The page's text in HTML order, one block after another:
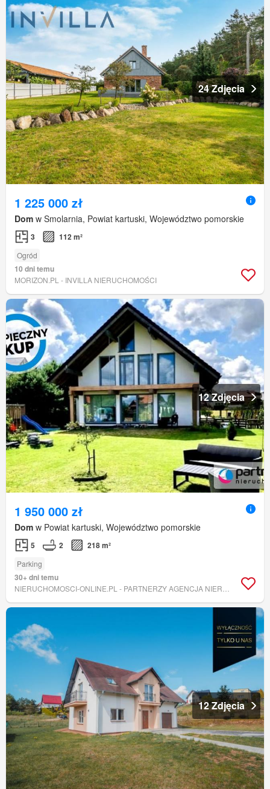
24 Zdjęcia
1 225 000 zł
Dom w Smolarnia, Powiat kartuski, Województwo pomorskie
3 112 m²
Ogród
10 dni temu
MORIZON.PL - INVILLA NIERUCHOMOŚCI
12 Zdjęcia
1 950 000 zł
Dom w Powiat kartuski, Województwo pomorskie
5 2 218 m²
Parking
30+ dni temu
12 Zdjęcia